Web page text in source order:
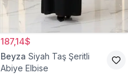
187,14$
Beyza Siyah Taş Şeritli
Abiye Elbise